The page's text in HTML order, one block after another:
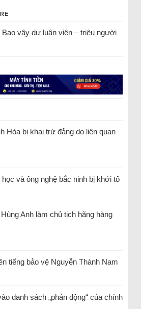
Bao vây dư luận viên – triệu người
Hóa bị khai trừ đảng do liên quan
và ông nghệ bắc ninh bị khởi tố
Anh làm chủ tịch hãng hàng
tiếng bảo vệ Nguyễn Thành Nam
danh sách „phản động“ của chính